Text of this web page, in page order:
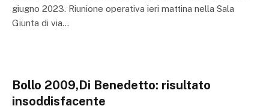
giugno 2023. Riunione operativa ieri mattina nella Sala
Giunta di via…
Bollo 2009,Di Benedetto: risultato
insoddisfacente